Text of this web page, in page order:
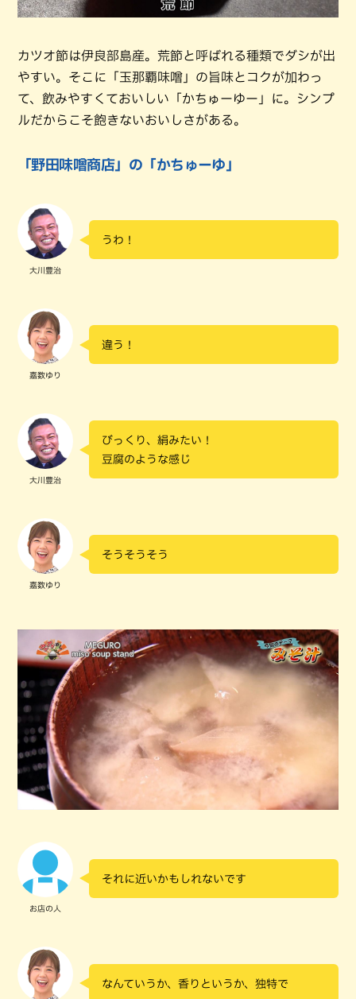
カツオ節は伊良部島産。荒節と呼ばれる種類でダシが出
やすい。そこに「玉那覇味噌」の旨味とコクが加わっ
て、飲みやすくておいしい「かちゅーゆー」に。シンプ
ルだからこそ飽きないおいしさがある。
「野田味噌商店」の「かちゅーゆ」
大川豊治
うわ！
嘉数ゆり
違う！
大川豊治
びっくり、絹みたい！
豆腐のような感じ
嘉数ゆり
そうそうそう
お店の人
それに近いかもしれないです
なんていうか、香りというか、独特で